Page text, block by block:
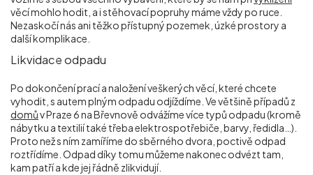
věcí mohlo hodit, a i stěhovací popruhy máme vždy po ruce.
Nezaskočí nás ani těžko přístupný pozemek, úzké prostory a
další komplikace.
Likvidace odpadu
Po dokončení prací a naložení veškerých věcí, které chcete
vyhodit, s autem plným odpadu odjíždíme. Ve většině případů z
domův Praze 6 na Břevnově odvážíme více typů odpadu (kromě
nábytku a textilií také třeba elektrospotřebiče, barvy, ředidla…).
Proto než s ním zamíříme do sběrného dvora, poctivě odpad
roztřídíme. Odpad díky tomu můžeme nakonec odvézt tam,
kam patří a kde jej řádně zlikvidují.